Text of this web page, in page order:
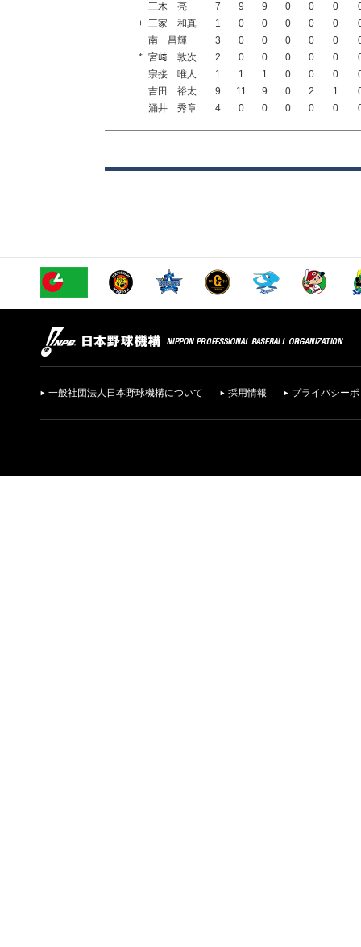
三木 亮
7 9 9 0 0 0
+ 三家 和真 1 0 0 0 0 0
南 昌輝
3 0 0 0 0 0
* 宮﨑 敦次 2 0 0 0 0 0
宗接 唯人
1 1 1 0 0 0
吉田 裕太
9 11 9 0 2 1
涌井 秀章
4 0 0 0 0 0
一般社団法人日本野球機構について 採用情報 プライバシー